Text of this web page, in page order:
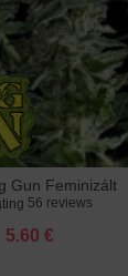
Gun Feminizált
56 reviews
5.60 €